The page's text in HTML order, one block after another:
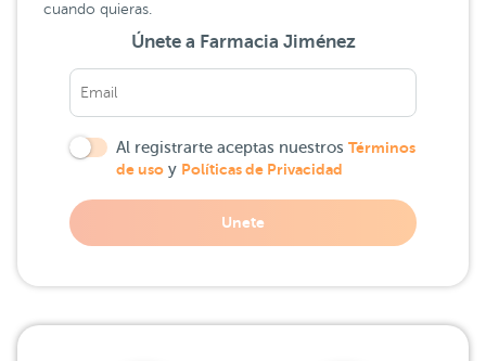
cuando quieras.
Únete a Farmacia Jiménez
Al registrarte aceptas nuestros Términos
de uso y Políticas de Privacidad
Unete